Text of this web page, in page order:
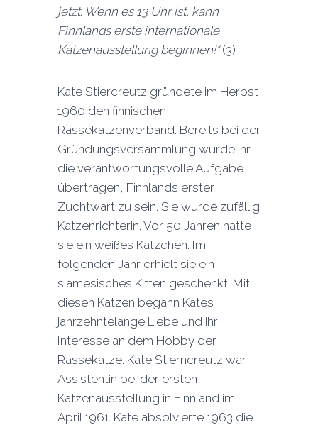
jetzt. Wenn es 13 Uhr ist, kann
Finnlands erste internationale
Katzenausstellung beginnen!“(3)
Kate Stiercreutz gründete im Herbst
1960 den finnischen
Rassekatzenverband. Bereits bei der
Gründungsversammlung wurde ihr
die verantwortungsvolle Aufgabe
übertragen, Finnlands erster
Zuchtwart zu sein. Sie wurde zufällig
Katzenrichterin. Vor 50 Jahren hatte
sie ein weißes Kätzchen. Im
folgenden Jahr erhielt sie ein
siamesisches Kitten geschenkt. Mit
diesen Katzen begann Kates
jahrzehntelange Liebe und ihr
Interesse an dem Hobby der
Rassekatze. Kate Stierncreutz war
Assistentin bei der ersten
Katzenausstellung in Finnland im
April 1961. Kate absolvierte 1963 die